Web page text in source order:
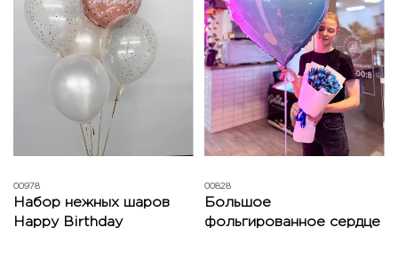
00978
Набор нежных шаров
Happy Birthday
00828
Большое
фольгированное сердце